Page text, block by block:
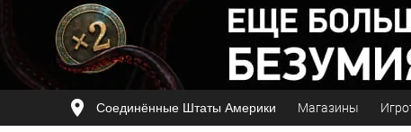
Соединённые Штаты Америки Магазины